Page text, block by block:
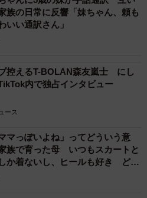
族の日常に反響「妹ちゃん、頼も
いい通訳さん」
控えるT-BOLAN森友嵐士 にし
内で独占インタビュー
ース
マっぽいよね」ってどういう意
族で育った母 いつもスカートと
か着ないし、ヒールも好き どの